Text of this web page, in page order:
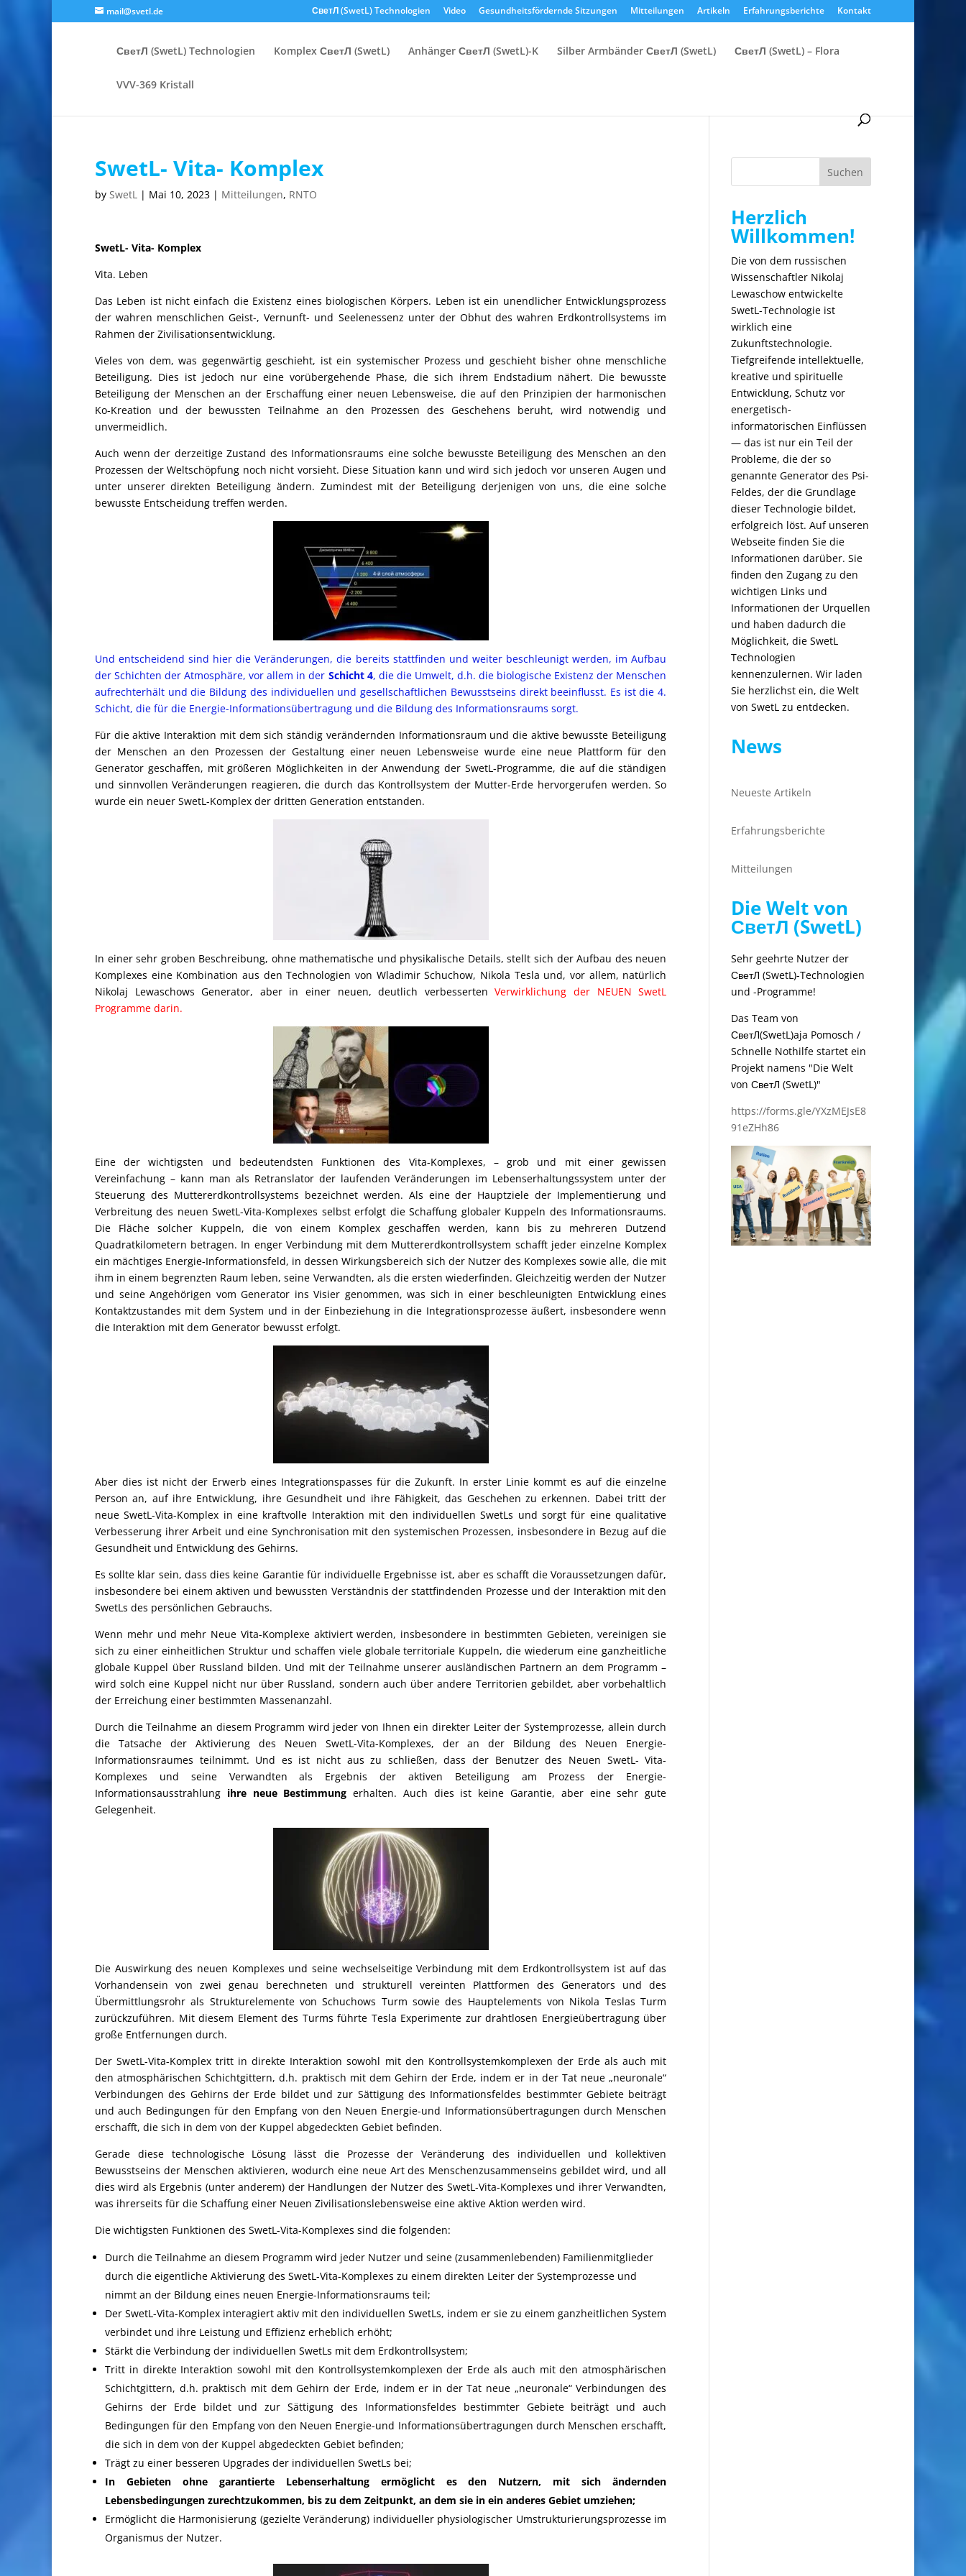
mail@svetl.de СветЛ (SwetL) Technologien Video Gesundheitsfördernde Sitzungen Mitteilungen Artikeln Erfahrungsberichte Kontakt
СветЛ (SwetL) Technologien Komplex СветЛ (SwetL) Anhänger СветЛ (SwetL)-K Silber Armbänder СветЛ (SwetL) СветЛ (SwetL) – Flora
VVV-369 Kristall
SwetL- Vita- Komplex
by SwetL | Mai 10, 2023 | Mitteilungen, RNTO
SwetL- Vita- Komplex
Vita. Leben
Das Leben ist nicht einfach die Existenz eines biologischen Körpers. Leben ist ein unendlicher Entwicklungsprozess
der wahren menschlichen Geist-, Vernunft- und Seelenessenz unter der Obhut des wahren Erdkontrollsystems im
Rahmen der Zivilisationsentwicklung.
Vieles von dem, was gegenwärtig geschieht, ist ein systemischer Prozess und geschieht bisher ohne menschliche
Beteiligung. Dies ist jedoch nur eine vorübergehende Phase, die sich ihrem Endstadium nähert. Die bewusste
Beteiligung der Menschen an der Erschaffung einer neuen Lebensweise, die auf den Prinzipien der harmonischen
Ko-Kreation und der bewussten Teilnahme an den Prozessen des Geschehens beruht, wird notwendig und
unvermeidlich.
Auch wenn der derzeitige Zustand des Informationsraums eine solche bewusste Beteiligung des Menschen an den
Prozessen der Weltschöpfung noch nicht vorsieht. Diese Situation kann und wird sich jedoch vor unseren Augen und
unter unserer direkten Beteiligung ändern. Zumindest mit der Beteiligung derjenigen von uns, die eine solche
bewusste Entscheidung treffen werden.
Und entscheidend sind hier die Veränderungen, die bereits stattfinden und weiter beschleunigt werden, im Aufbau
der Schichten der Atmosphäre, vor allem in der Schicht 4, die die Umwelt, d.h. die biologische Existenz der Menschen
aufrechterhält und die Bildung des individuellen und gesellschaftlichen Bewusstseins direkt beeinflusst. Es ist die 4.
Schicht, die für die Energie-Informationsübertragung und die Bildung des Informationsraums sorgt.
Für die aktive Interaktion mit dem sich ständig verändernden Informationsraum und die aktive bewusste Beteiligung
der Menschen an den Prozessen der Gestaltung einer neuen Lebensweise wurde eine neue Plattform für den
Generator geschaffen, mit größeren Möglichkeiten in der Anwendung der SwetL-Programme, die auf die ständigen
und sinnvollen Veränderungen reagieren, die durch das Kontrollsystem der Mutter-Erde hervorgerufen werden. So
wurde ein neuer SwetL-Komplex der dritten Generation entstanden.
In einer sehr groben Beschreibung, ohne mathematische und physikalische Details, stellt sich der Aufbau des neuen
Komplexes eine Kombination aus den Technologien von Wladimir Schuchow, Nikola Tesla und, vor allem, natürlich
Nikolaj Lewaschows Generator, aber in einer neuen, deutlich verbessertenVerwirklichung der NEUEN SwetL
Programme darin.
Eine der wichtigsten und bedeutendsten Funktionen des Vita-Komplexes, – grob und mit einer gewissen
Vereinfachung – kann man als Retranslator der laufenden Veränderungen im Lebenserhaltungssystem unter der
Steuerung des Muttererdkontrollsystems bezeichnet werden. Als eine der Hauptziele der Implementierung und
Verbreitung des neuen SwetL-Vita-Komplexes selbst erfolgt die Schaffung globaler Kuppeln des Informationsraums.
Die Fläche solcher Kuppeln, die von einem Komplex geschaffen werden, kann bis zu mehreren Dutzend
Quadratkilometern betragen. In enger Verbindung mit dem Muttererdkontrollsystem schafft jeder einzelne Komplex
ein mächtiges Energie-Informationsfeld, in dessen Wirkungsbereich sich der Nutzer des Komplexes sowie alle, die mit
ihm in einem begrenzten Raum leben, seine Verwandten, als die ersten wiederfinden. Gleichzeitig werden der Nutzer
und seine Angehörigen vom Generator ins Visier genommen, was sich in einer beschleunigten Entwicklung eines
Kontaktzustandes mit dem System und in der Einbeziehung in die Integrationsprozesse äußert, insbesondere wenn
die Interaktion mit dem Generator bewusst erfolgt.
Aber dies ist nicht der Erwerb eines Integrationspasses für die Zukunft. In erster Linie kommt es auf die einzelne
Person an, auf ihre Entwicklung, ihre Gesundheit und ihre Fähigkeit, das Geschehen zu erkennen. Dabei tritt der
neue SwetL-Vita-Komplex in eine kraftvolle Interaktion mit den individuellen SwetLs und sorgt für eine qualitative
Verbesserung ihrer Arbeit und eine Synchronisation mit den systemischen Prozessen, insbesondere in Bezug auf die
Gesundheit und Entwicklung des Gehirns.
Es sollte klar sein, dass dies keine Garantie für individuelle Ergebnisse ist, aber es schafft die Voraussetzungen dafür,
insbesondere bei einem aktiven und bewussten Verständnis der stattfindenden Prozesse und der Interaktion mit den
SwetLs des persönlichen Gebrauchs.
Wenn mehr und mehr Neue Vita-Komplexe aktiviert werden, insbesondere in bestimmten Gebieten, vereinigen sie
sich zu einer einheitlichen Struktur und schaffen viele globale territoriale Kuppeln, die wiederum eine ganzheitliche
globale Kuppel über Russland bilden. Und mit der Teilnahme unserer ausländischen Partnern an dem Programm –
wird solch eine Kuppel nicht nur über Russland, sondern auch über andere Territorien gebildet, aber vorbehaltlich
der Erreichung einer bestimmten Massenanzahl.
Durch die Teilnahme an diesem Programm wird jeder von Ihnen ein direkter Leiter der Systemprozesse, allein durch
die Tatsache der Aktivierung des Neuen SwetL-Vita-Komplexes, der an der Bildung des Neuen Energie-
Informationsraumes teilnimmt. Und es ist nicht aus zu schließen, dass der Benutzer des Neuen SwetL- Vita-
Komplexes und seine Verwandten als Ergebnis der aktiven Beteiligung am Prozess der Energie-
Informationsausstrahlung ihre neue Bestimmung erhalten. Auch dies ist keine Garantie, aber eine sehr gute
Gelegenheit.
Die Auswirkung des neuen Komplexes und seine wechselseitige Verbindung mit dem Erdkontrollsystem ist auf das
Vorhandensein von zwei genau berechneten und strukturell vereinten Plattformen des Generators und des
Übermittlungsrohr als Strukturelemente von Schuchows Turm sowie des Hauptelements von Nikola Teslas Turm
zurückzuführen. Mit diesem Element des Turms führte Tesla Experimente zur drahtlosen Energieübertragung über
große Entfernungen durch.
Der SwetL-Vita-Komplex tritt in direkte Interaktion sowohl mit den Kontrollsystemkomplexen der Erde als auch mit
den atmosphärischen Schichtgittern, d.h. praktisch mit dem Gehirn der Erde, indem er in der Tat neue „neuronale“
Verbindungen des Gehirns der Erde bildet und zur Sättigung des Informationsfeldes bestimmter Gebiete beiträgt
und auch Bedingungen für den Empfang von den Neuen Energie-und Informationsübertragungen durch Menschen
erschafft, die sich in dem von der Kuppel abgedeckten Gebiet befinden.
Gerade diese technologische Lösung lässt die Prozesse der Veränderung des individuellen und kollektiven
Bewusstseins der Menschen aktivieren, wodurch eine neue Art des Menschenzusammenseins gebildet wird, und all
dies wird als Ergebnis (unter anderem) der Handlungen der Nutzer des SwetL-Vita-Komplexes und ihrer Verwandten,
was ihrerseits für die Schaffung einer Neuen Zivilisationslebensweise eine aktive Aktion werden wird.
Die wichtigsten Funktionen des SwetL-Vita-Komplexes sind die folgenden:
Durch die Teilnahme an diesem Programm wird jeder Nutzer und seine (zusammenlebenden) Familienmitglieder
durch die eigentliche Aktivierung des SwetL-Vita-Komplexes zu einem direkten Leiter der Systemprozesse und
nimmt an der Bildung eines neuen Energie-Informationsraums teil;
Der SwetL-Vita-Komplex interagiert aktiv mit den individuellen SwetLs, indem er sie zu einem ganzheitlichen System
verbindet und ihre Leistung und Effizienz erheblich erhöht;
Stärkt die Verbindung der individuellen SwetLs mit dem Erdkontrollsystem;
Tritt in direkte Interaktion sowohl mit den Kontrollsystemkomplexen der Erde als auch mit den atmosphärischen
Schichtgittern, d.h. praktisch mit dem Gehirn der Erde, indem er in der Tat neue „neuronale“ Verbindungen des
Gehirns der Erde bildet und zur Sättigung des Informationsfeldes bestimmter Gebiete beiträgt und auch
Bedingungen für den Empfang von den Neuen Energie-und Informationsübertragungen durch Menschen erschafft,
die sich in dem von der Kuppel abgedeckten Gebiet befinden;
Trägt zu einer besseren Upgrades der individuellen SwetLs bei;
In Gebieten ohne garantierte Lebenserhaltung ermöglicht es den Nutzern, mit sich ändernden
Lebensbedingungen zurechtzukommen, bis zu dem Zeitpunkt, an dem sie in ein anderes Gebiet umziehen;
Ermöglicht die Harmonisierung (gezielte Veränderung) individueller physiologischer Umstrukturierungsprozesse im
Organismus der Nutzer.
Suchen
Herzlich
Willkommen!
Die von dem russischen
Wissenschaftler Nikolaj
Lewaschow entwickelte
SwetL-Technologie ist
wirklich eine
Zukunftstechnologie.
Tiefgreifende intellektuelle,
kreative und spirituelle
Entwicklung, Schutz vor
energetisch-
informatorischen Einflüssen
— das ist nur ein Teil der
Probleme, die der so
genannte Generator des Psi-
Feldes, der die Grundlage
dieser Technologie bildet,
erfolgreich löst. Auf unseren
Webseite finden Sie die
Informationen darüber. Sie
finden den Zugang zu den
wichtigen Links und
Informationen der Urquellen
und haben dadurch die
Möglichkeit, die SwetL
Technologien
kennenzulernen. Wir laden
Sie herzlichst ein, die Welt
von SwetL zu entdecken.
News
Neueste Artikeln
Erfahrungsberichte
Mitteilungen
Die Welt von
СветЛ (SwetL)
Sehr geehrte Nutzer der
СветЛ (SwetL)-Technologien
und -Programme!
Das Team von
СветЛ(SwetL)aja Pomosch /
Schnelle Nothilfe startet ein
Projekt namens "Die Welt
von СветЛ (SwetL)"
https://forms.gle/YXzMEJsE8
91eZHh86